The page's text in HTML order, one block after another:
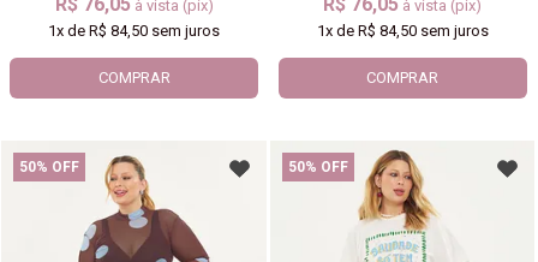
à vista (pix)
1x deR$ 84,50 sem juros
COMPRAR
à vista (pix)
1xde R$ 84,50sem juros
COMPRAR
50% OFF 50% OFF